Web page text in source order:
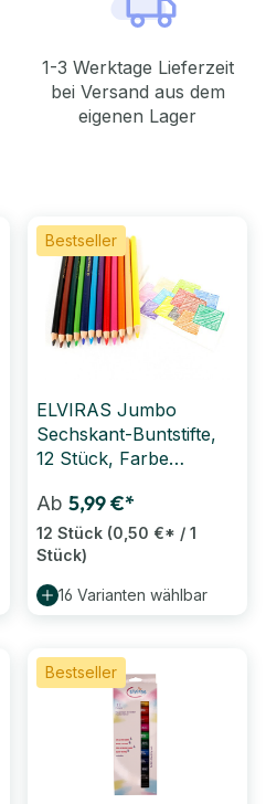
1-3 Werktage Lieferzeit
bei Versand aus dem
eigenen Lager
Bestseller
ELVIRAS Jumbo
Sechskant-Buntstifte,
12 Stück, Farbe
Ab 5,99 €*
12 Stück (0,50 €* / 1
Stück)
16 Varianten wählbar
Bestseller